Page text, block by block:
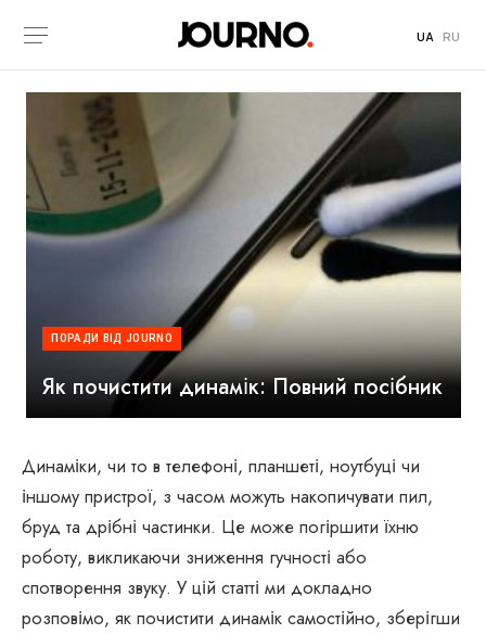
UA RU
ПОРАДИ ВІД JOURNO
Як почистити динамік: Повний посібник
Динаміки, чи то в телефоні, планшеті, ноутбуці чи
іншому пристрої, з часом можуть накопичувати пил,
бруд та дрібні частинки. Це може погіршити їхню
роботу, викликаючи зниження гучності або
спотворення звуку. У цій статті ми докладно
розповімо, як почистити динамік самостійно, зберігши